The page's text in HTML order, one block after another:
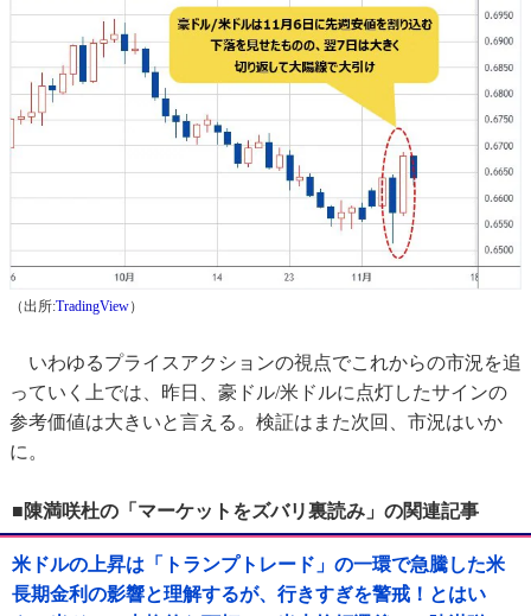
（出所:TradingView）
いわゆるプライスアクションの視点でこれからの市況を追
っていく上では、昨日、豪ドル/米ドルに点灯したサインの
参考価値は大きいと言える。検証はまた次回、市況はいか
に。
■陳満咲杜の「マーケットをズバリ裏読み」の関連記事
米ドルの上昇は「トランプトレード」の一環で急騰した米
長期金利の影響と理解するが、行きすぎを警戒！とはい